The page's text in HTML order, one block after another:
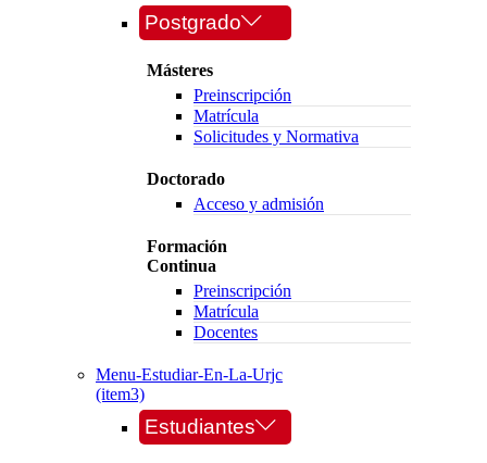
Postgrado
Másteres
Preinscripción
Matrícula
Solicitudes y Normativa
Doctorado
Acceso y admisión
Formación
Continua
Preinscripción
Matrícula
Docentes
Menu-Estudiar-En-La-Urjc
(item3)
Estudiantes